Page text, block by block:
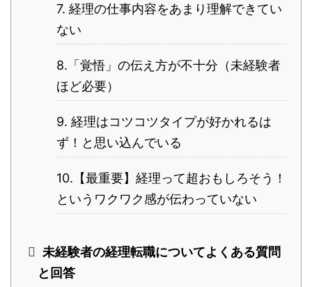
7. 経理の仕事内容をあまり理解できてい
ない
8.「覚悟」の伝え方が不十分（未経験者
ほど必要）
9. 経理はコツコツタイプが好かれるは
ず！と思い込んでいる
10.【最重要】経理って超おもしろそう！
というワクワク感が伝わっていない
未経験者の経理転職についてよくある質問
と回答